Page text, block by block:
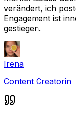
verändert, ich
Engagement ist
gestiegen.
Irena
Content Creatorin